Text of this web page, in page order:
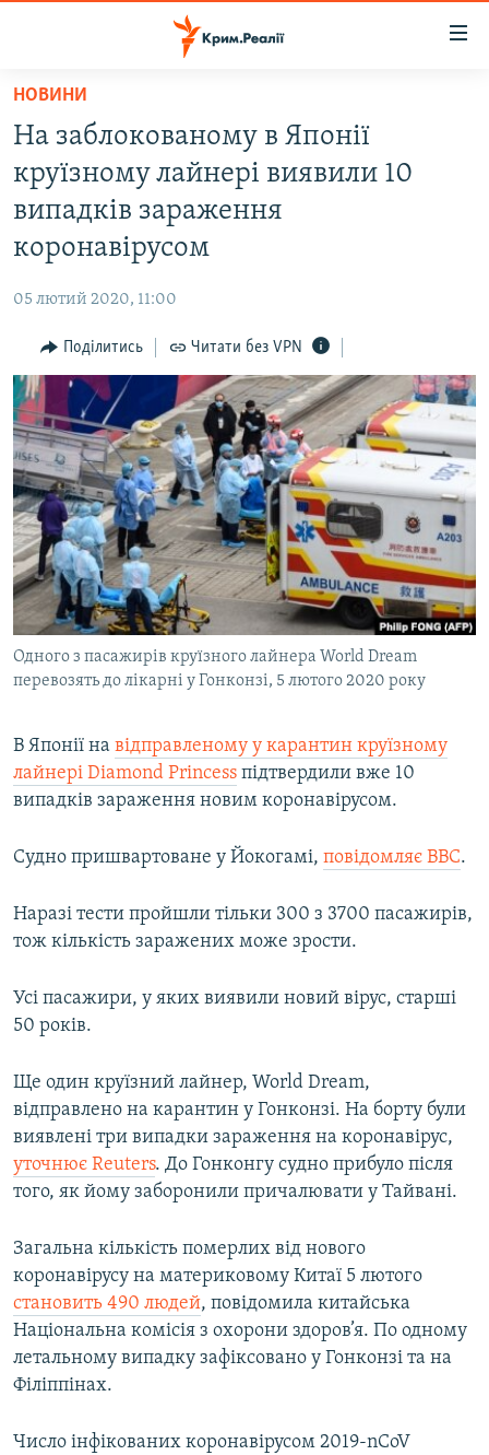
Перейти
основного
матеріалу
Перейти
до
основної
Перейти
пошуку
ВІДЕО ТА ФОТО
ІНТЕРВ'Ю
ВСЕ ЗА ДЕНЬ
СПЕЦПРОЕКТИ
ДЕПОРТАЦІЯ
ВІДЕОУРОКИ «ELIFBE»
СВІДЧЕННЯ ОКУПАЦІЇ
УКРАЇНСЬКА ПРОБЛЕМА КРИМУ
ІНФОГРАФІКА
ЯК ОБІЙТИ БЛОКУВАННЯ
Русский
Qırımtatar
ДОЛУЧАЙСЯ!
НОВИНИ
На заблокованому в Японії
круїзному лайнері виявили 10
випадків зараження
коронавірусом
05 лютий 2020, 11:00
Поділитись Читати без VPN
Одного з пасажирів круїзного лайнера World Dream
перевозять до лікарні у Гонконзі, 5 лютого 2020 року
В Японії на відправленому у карантин круїзному
лайнері Diamond Princess підтвердили вже 10
випадків зараження новим коронавірусом.
Судно пришвартоване у Йокогамі, повідомляє ВВС.
Наразі тести пройшли тільки 300 з 3700 пасажирів,
тож кількість заражених може зрости.
Усі пасажири, у яких виявили новий вірус, старші
50 років.
Ще один круїзний лайнер, World Dream,
відправлено на карантин у Гонконзі. На борту були
виявлені три випадки зараження на коронавірус,
уточнює Reuters. До Гонконгу судно прибуло після
того, як йому заборонили причалювати у Тайвані.
Загальна кількість померлих від нового
коронавірусу на материковому Китаї 5 лютого
становить 490 людей, повідомила китайська
Національна комісія з охорони здоров’я. По одному
летальному випадку зафіксовано у Гонконзі та на
Філіппінах.
Число інфікованих коронавірусом 2019-nCoV